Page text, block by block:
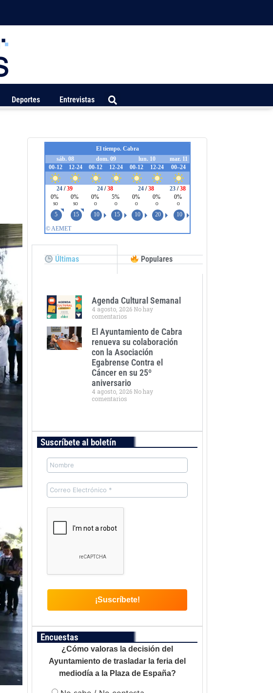
Deportes Entrevistas
Últimas Populares
Agenda Cultural Semanal
4 agosto, 2026 No hay
comentarios
El Ayuntamiento de Cabra
renueva su colaboración
con la Asociación
Egabrense Contra el
Cáncer en su 25º
aniversario
4 agosto, 2026 No hay
comentarios
Suscríbete al boletín
Encuestas
¿Cómo valoras la decisión del
Ayuntamiento de trasladar la feria del
mediodía a la Plaza de España?